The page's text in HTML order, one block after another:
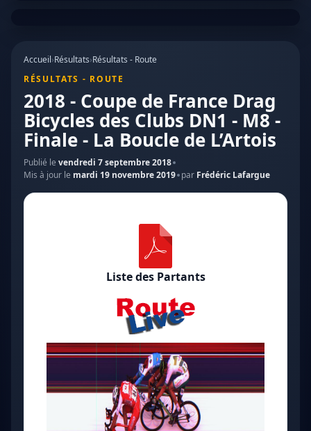
Accueil›Résultats›Résultats - Route
RÉSULTATS - ROUTE
2018 - Coupe de France Drag
Bicycles des Clubs DN1 - M8 -
Finale - La Boucle de L’Artois
Publié le vendredi 7 septembre 2018
Mis à jour le mardi 19 novembre 2019 par Frédéric Lafargue
Liste des Partants